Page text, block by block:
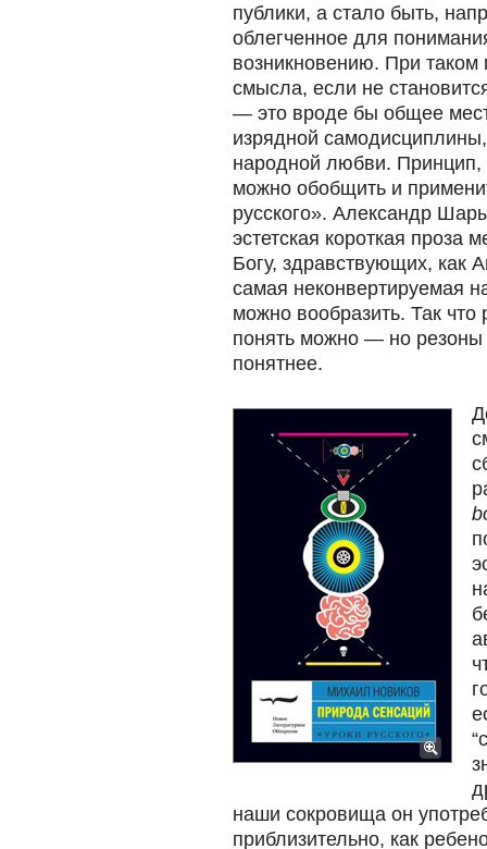
публики, а стало быть,
облегченное для
возникновению. При таком
смысла, если не
— это вроде бы общее
изрядной
народной любви. Принцип,
можно обобщить и
русского». Александр
эстетская короткая проза
Богу, здравствующих, как
самая неконвертируемая
можно вообразить. Так что
понять можно — но резоны
понятнее.
наши сокровища он
приблизительно, как